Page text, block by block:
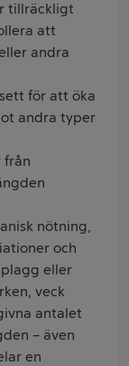
tillräckligt
att
andra
för att öka
andra typer
från
nötning,
och
eller
veck
antalet
– även
en